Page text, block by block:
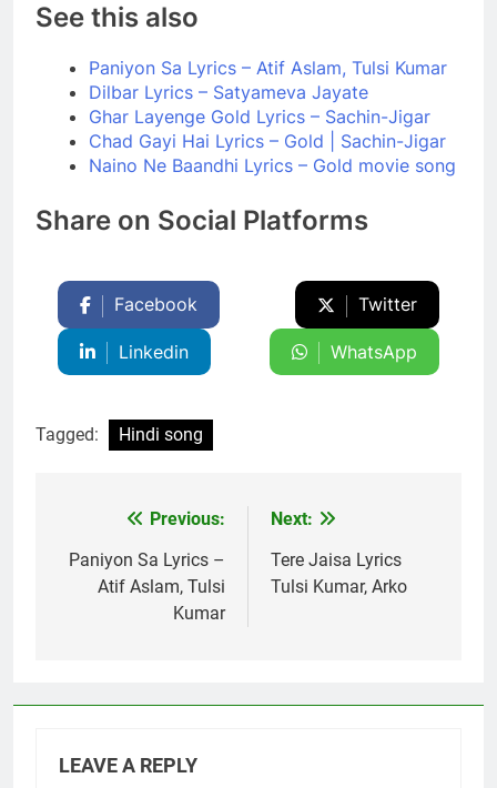
See this also
Paniyon Sa Lyrics – Atif Aslam, Tulsi Kumar
Dilbar Lyrics – Satyameva Jayate
Ghar Layenge Gold Lyrics – Sachin-Jigar
Chad Gayi Hai Lyrics – Gold | Sachin-Jigar
Naino Ne Baandhi Lyrics – Gold movie song
Share on Social Platforms
Facebook Twitter
Linkedin WhatsApp
Tagged: Hindi song
navigation
Previous:
Paniyon Sa Lyrics –
Atif Aslam, Tulsi
Kumar
Next:
Tere Jaisa Lyrics
Tulsi Kumar, Arko
LEAVE A REPLY